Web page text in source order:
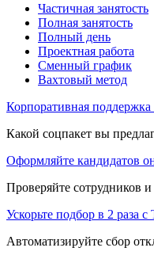
Частичная занятость
Полная занятость
Полный день
Проектная работа
Сменный график
Вахтовый метод
Корпоративная поддержка
Какой соцпакет вы
Оформляйте кандидатов
Проверяйте сотрудников
Ускорьте подбор в 2 раза с
Автоматизируйте сбор